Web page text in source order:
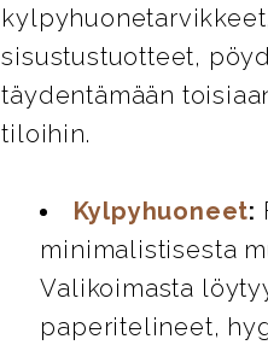
sisustustuotteet,
täydentämään
tiloihin.
Kylpyhuoneet:
minimalistisesta
Valikoimasta
paperitelineet,